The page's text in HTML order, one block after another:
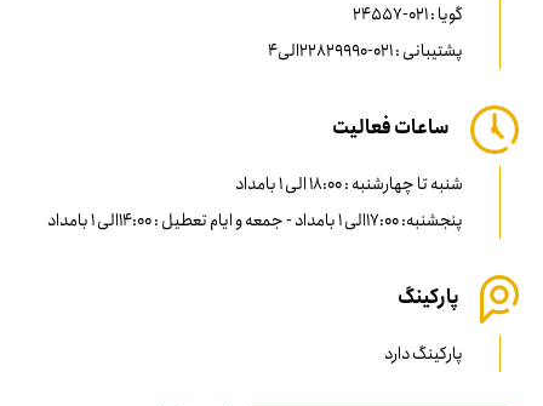
گویا : 021-24557
پشتیبانی : 021-22829990الی4
ساعات فعالیت
شنبه تا چهارشنبه : 18:00 الی 1 بامداد
پنجشنبه: 17:00الی 1 بامداد - جمعه و ایام تعطیل : 14:00الی 1 بامداد
پارکینگ
پارکینگ دارد